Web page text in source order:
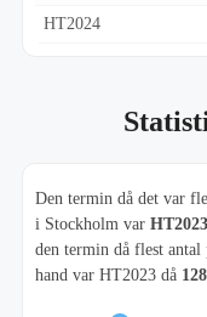
HT2024
Den termin då det var
i Stockholm var HT2023
den termin då flest antal
hand var HT2023 då 128